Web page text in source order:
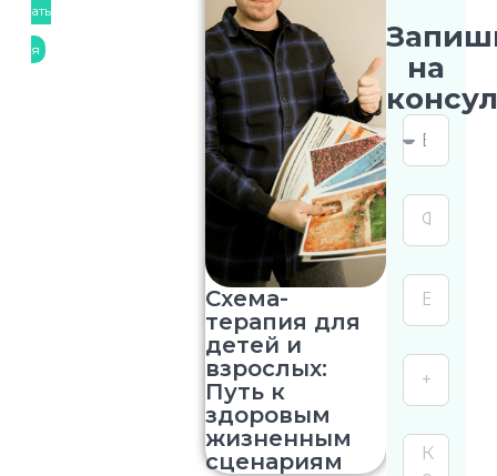
ать
я
Схема-
терапия для
детей и
взрослых:
Путь к
здоровым
жизненным
сценариям
на